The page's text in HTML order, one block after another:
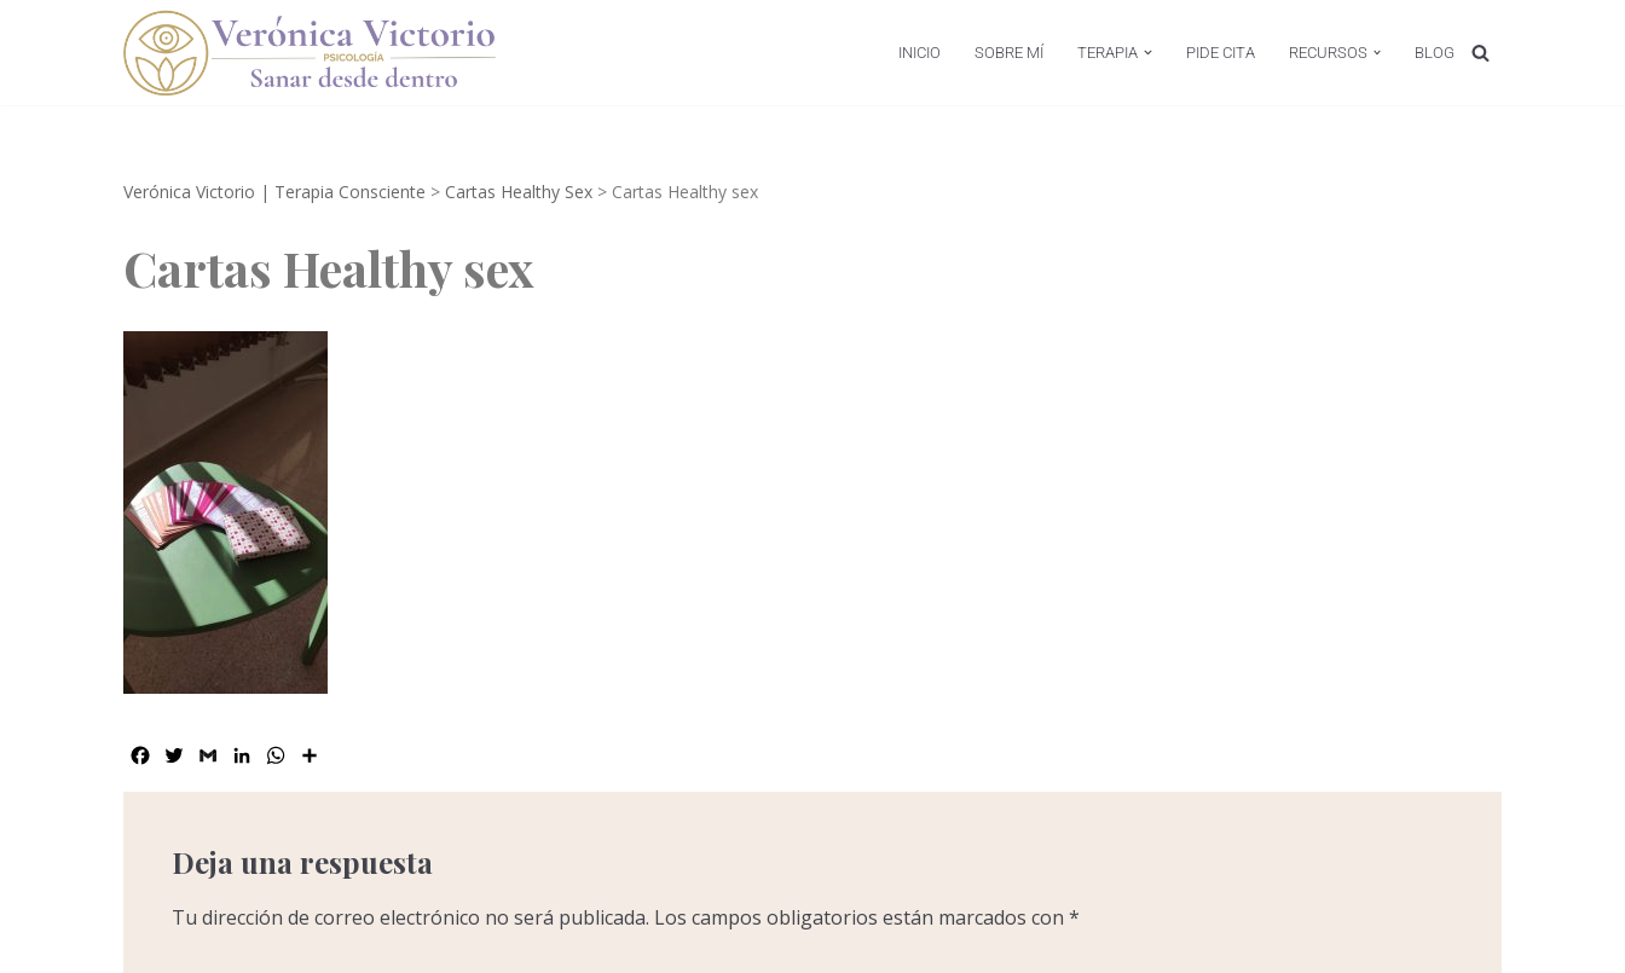
INICIO SOBRE MÍ TERAPIA PIDE CITA RECURSOS BLOG
Verónica Victorio | Terapia Consciente > Cartas Healthy Sex > Cartas Healthy sex
Cartas Healthy sex
Facebook
TwitterGmailLinkedInWhatsApp
Deja una respuesta
Tu dirección de correo electrónico no será publicada. Los campos obligatorios están marcados con *